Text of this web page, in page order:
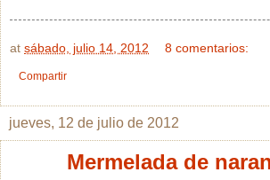
at sábado, julio 14, 2012 8 comentarios:
Compartir
jueves, 12 de julio de 2012
Mermelada de